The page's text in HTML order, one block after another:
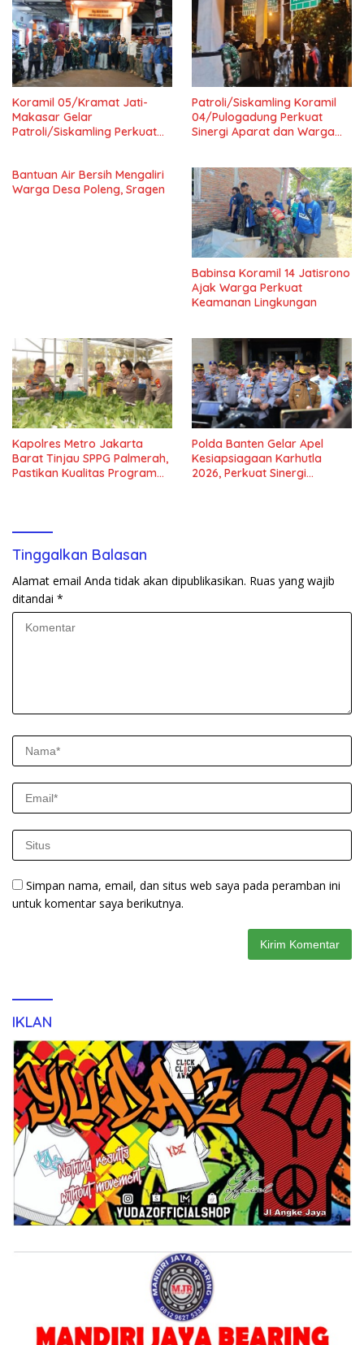
Koramil 05/Kramat Jati-
Makasar Gelar
Patroli/Siskamling Perkuat
Patroli/Siskamling Koramil
04/Pulogadung Perkuat
Sinergi Aparat dan Warga
Bantuan Air Bersih Mengaliri
Warga Desa Poleng, Sragen
Babinsa Koramil 14 Jatisrono
Ajak Warga Perkuat
Keamanan Lingkungan
Kapolres Metro Jakarta
Barat Tinjau SPPG Palmerah,
Pastikan Kualitas Program
Polda Banten Gelar Apel
Kesiapsiagaan Karhutla
2026, Perkuat Sinergi
Tinggalkan Balasan
Alamat email Anda tidak akan dipublikasikan. Ruas yang wajib
ditandai *
Simpan nama, email, dan situs web saya pada peramban ini
untuk komentar saya berikutnya.
IKLAN